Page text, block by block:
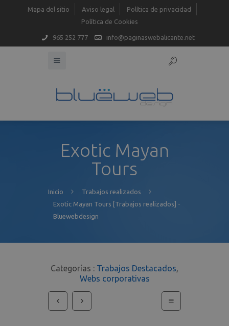
Mapa del sitio Aviso legal
Política de privacidad
Política de Cookies
965 252 777 info@paginaswebalicante.net
Exotic Mayan
Tours
Inicio
Trabajos realizados
Exotic Mayan Tours [Trabajos realizados] -
Bluewebdesign
Categorías : Trabajos Destacados,
Webs corporativas